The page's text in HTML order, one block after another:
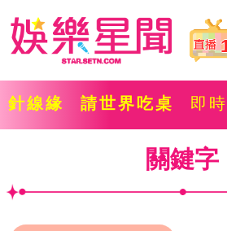
針線緣 請世界吃桌 即時
關鍵字